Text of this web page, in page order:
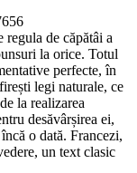
regula de căpătâi a
la orice. Totul
perfecte, în
legi naturale, ce
la realizarea
desăvârșirea ei,
o dată. Francezi,
un text clasic